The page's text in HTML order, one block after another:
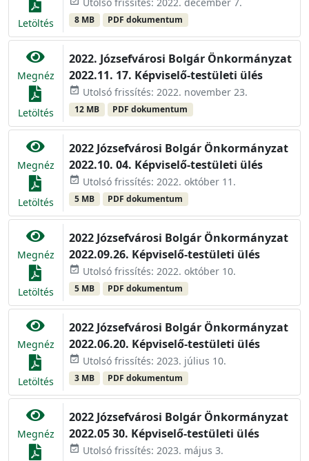
Letöltés 8 MB PDF dokumentum
Megnéz
Letöltés
2022. Józsefvárosi Bolgár Önkormányzat
2022.11. 17. Képviselő-testületi ülés
event_available Utolsó frissítés: 2022. november 23.
12 MB PDF dokumentum
Megnéz
Letöltés
2022 Józsefvárosi Bolgár Önkormányzat
2022.10. 04. Képviselő-testületi ülés
event_available Utolsó frissítés: 2022. október 11.
5 MB PDF dokumentum
Megnéz
Letöltés
2022 Józsefvárosi Bolgár Önkormányzat
2022.09.26. Képviselő-testületi ülés
event_available Utolsó frissítés: 2022. október 10.
5 MB PDF dokumentum
Megnéz
Letöltés
2022 Józsefvárosi Bolgár Önkormányzat
2022.06.20. Képviselő-testületi ülés
event_available Utolsó frissítés: 2023. július 10.
3 MB PDF dokumentum
Megnéz
2022 Józsefvárosi Bolgár Önkormányzat
2022.05 30. Képviselő-testületi ülés
event_available Utolsó frissítés: 2023. május 3.